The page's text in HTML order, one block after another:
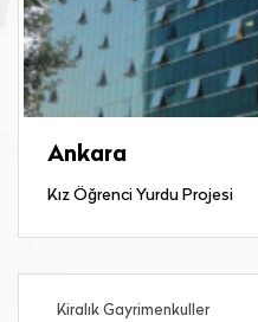
Ankara
Kız Öğrenci Yurdu Projesi
Kiralık Gayrimenkuller